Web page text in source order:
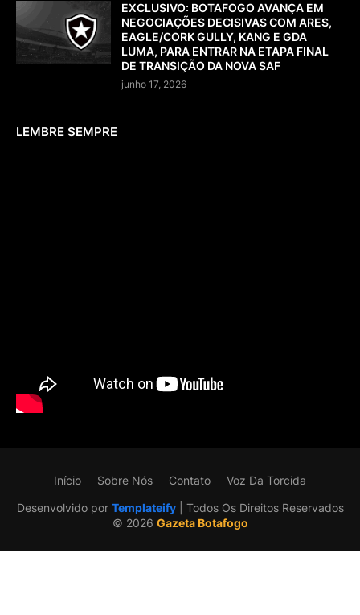
EXCLUSIVO: BOTAFOGO AVANÇA EM
NEGOCIAÇÕES DECISIVAS COM ARES,
EAGLE/CORK GULLY, KANG E GDA
LUMA, PARA ENTRAR NA ETAPA FINAL
DE TRANSIÇÃO DA NOVA SAF
junho 17, 2026
LEMBRE SEMPRE
Desenvolvido por Templateify| Todos Os Direitos Reservados
©️ 2026 Gazeta Botafogo
Início Sobre Nós Contato Voz Da Torcida